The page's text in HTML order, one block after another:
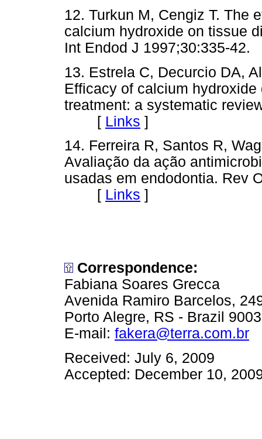
12. Turkun M, Cengiz T. The
calcium hydroxide on tissue
Int Endod J
13. Estrela C, Decurcio DA,
Efficacy of calcium
treatment: a systematic
[ Links ]
14. Ferreira R, Santos R,
Avaliação da ação
usadas em endodontia. Rev
[ Links ]
Correspondence:
Fabiana Soares Grecca
Avenida Ramiro Barcelos,
Porto Alegre, RS - Brazil
E-mail: fakera@terra.com.br
Received: July 6, 2009
Accepted: December 10,